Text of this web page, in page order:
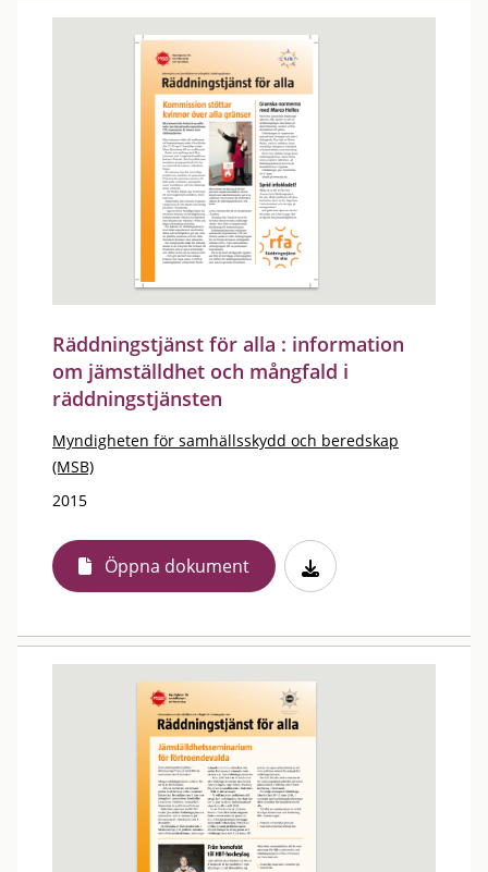
Räddningstjänst för alla : information
om jämställdhet och mångfald i
räddningstjänsten
Myndigheten för samhällsskydd och beredskap
(MSB)
2015
Öppna dokument